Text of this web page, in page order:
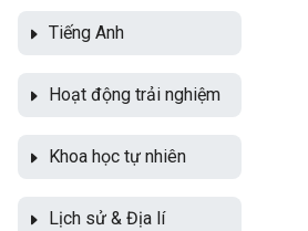
Tiếng Anh
Hoạt động trải nghiệm
Khoa học tự nhiên
Lịch sử & Địa lí